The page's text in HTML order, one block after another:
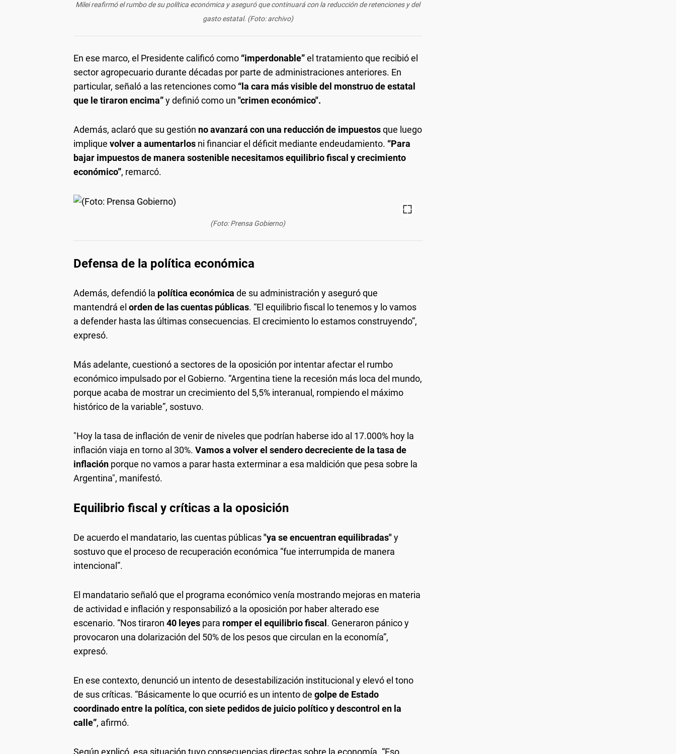
Milei reafirmó el rumbo de su política económica y aseguró que continuará con la reducción de retenciones y del
gasto estatal. (Foto: archivo)
En ese marco, el Presidente calificó como “imperdonable”el tratamiento que recibió el
sector agropecuario durante décadas por parte de administraciones anteriores. En
particular, señaló a las retenciones como “la cara más visible del monstruo de estatal
que le tiraron encima”y definió como un "crimen económico".
Además, aclaró que su gestión no avanzará con una reducción de impuestosque luego
implique volver a aumentarlos ni financiar el déficit mediante endeudamiento. “Para
bajar impuestos de manera sostenible necesitamos equilibrio fiscal y crecimiento
económico”, remarcó.
(Foto: Prensa Gobierno)
Defensa de la política económica
Además, defendió la política económica de su administración y aseguró que
mantendrá el orden de las cuentas públicas. “El equilibrio fiscal lo tenemos y lo vamos
a defender hasta las últimas consecuencias. El crecimiento lo estamos construyendo”,
expresó.
Más adelante, cuestionó a sectores de la oposición por intentar afectar el rumbo
económico impulsado por el Gobierno. “Argentina tiene la recesión más loca del mundo,
porque acaba de mostrar un crecimiento del 5,5% interanual, rompiendo el máximo
histórico de la variable”, sostuvo.
"Hoy la tasa de inflación de venir de niveles que podrían haberse ido al 17.000% hoy la
inflación viaja en torno al 30%. Vamos a volver el sendero decreciente de la tasa de
inflación porque no vamos a parar hasta exterminar a esa maldición que pesa sobre la
Argentina", manifestó.
Equilibrio fiscal y críticas a la oposición
De acuerdo el mandatario, las cuentas públicas"ya se encuentran equilibradas"y
sostuvo que el proceso de recuperación económica “fue interrumpida de manera
intencional”.
El mandatario señaló que el programa económico venía mostrando mejoras en materia
de actividad e inflación y responsabilizó a la oposición por haber alterado ese
escenario. “Nos tiraron 40 leyes para romper el equilibrio fiscal . Generaron pánico y
provocaron una dolarización del 50% de los pesos que circulan en la economía”,
expresó.
En ese contexto, denunció un intento de desestabilización institucional y elevó el tono
de sus críticas. “Básicamente lo que ocurrió es un intento de golpe de Estado
coordinado entre la política, con siete pedidos de juicio político y descontrol en la
calle”, afirmó.
Según explicó, esa situación tuvo consecuencias directas sobre la economía. “Eso